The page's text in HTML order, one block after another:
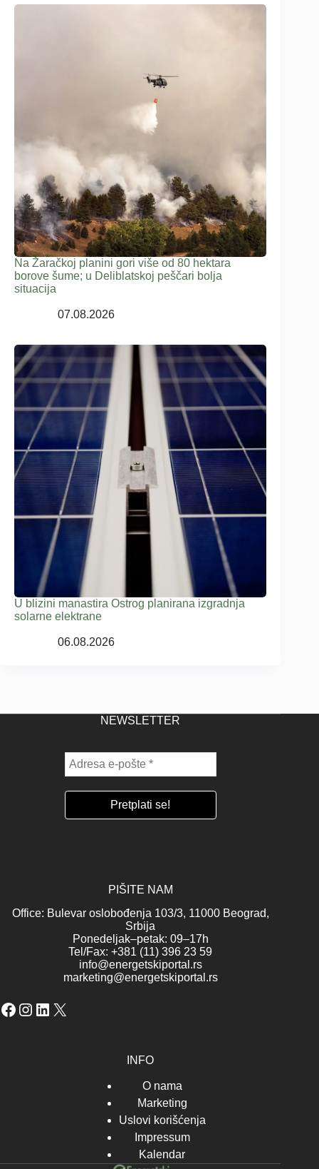
Na Žaračkoj planini gori više od 80 hektara
borove šume; u Deliblatskoj peščari bolja
situacija
07.08.2026
U blizini manastira Ostrog planirana izgradnja
solarne elektrane
06.08.2026
NEWSLETTER
PIŠITE NAM
Office: Bulevar oslobođenja 103/3, 11000 Beograd,
Srbija
Ponedeljak–petak: 09–17h
Tel/Fax: +381 (11) 396 23 59
info@energetskiportal.rs
marketing@energetskiportal.rs
Facebook
Instagram
LinkedIn
X
INFO
O nama
Marketing
Uslovi korišćenja
Impressum
Kalendar